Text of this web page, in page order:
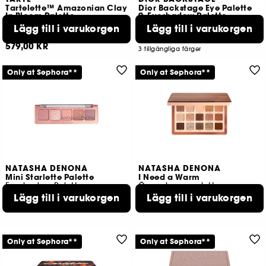
Tartelette™ Amazonian Clay
In Bloom Palette
Ögonskuggspalett
3395
579,00 KR
Lägg till i varukorgen
Dior Backstage Eye Palette
9-Eyeshadow Palette
599
3 tillgängliga färger
Lägg till i varukorgen
NATASHA DENONA
Mini Starlette Palette
Eyeshadow Palette
234
Lägg till i varukorgen
Only at Sephora**
NATASHA DENONA
I Need a Warm
Ögonskuggspalett
392
Lägg till i varukorgen
Only at Sephora**
Only at Sephora** Only at Sephora**